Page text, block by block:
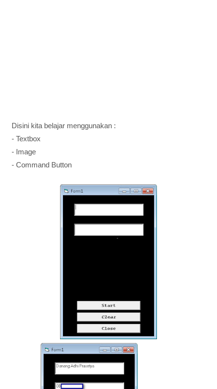
Disini kita belajar menggunakan :
- Textbox
- Image
- Command Button